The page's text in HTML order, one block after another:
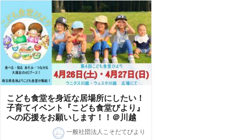
こども食堂を身近な居場所にしたい！
子育てイベント『こども食堂びより』
への応援をお願いします！！＠川越
一般社団法人こそだてびより